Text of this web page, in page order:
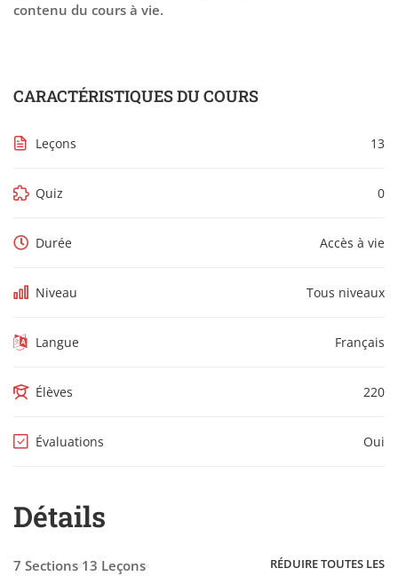
contenu du cours à vie.
CARACTÉRISTIQUES DU COURS
Leçons 13
Quiz 0
Durée Accès à vie
Niveau Tous niveaux
Langue Français
Élèves 220
Évaluations Oui
Détails
7 Sections 13 Leçons
RÉDUIRE TOUTES LES